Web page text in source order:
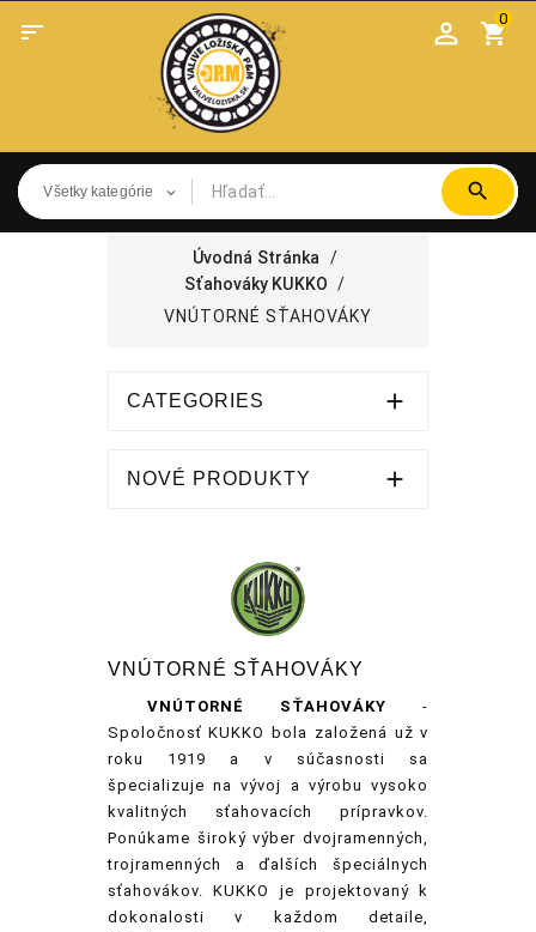
 shopping_cart
0
Úvodná Stránka
Sťahováky KUKKO
VNÚTORNÉ SŤAHOVÁKY
CATEGORIES 
NOVÉ PRODUKTY 
VNÚTORNÉ SŤAHOVÁKY
VNÚTORNÉ SŤAHOVÁKY -
Spoločnosť KUKKO bola založená už v
roku 1919 a v súčasnosti sa
špecializuje na vývoj a výrobu vysoko
kvalitných sťahovacích prípravkov.
Ponúkame široký výber dvojramenných,
trojramenných a ďalších špeciálnych
sťahovákov. KUKKO je projektovaný k
dokonalosti v každom detaile,